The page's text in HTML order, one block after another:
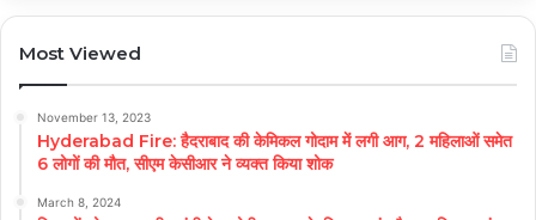
Most Viewed
November 13, 2023
Hyderabad Fire: हैदराबाद की केमिकल गोदाम में लगी आग, 2 महिलाओं समेत
6 लोगों की मौत, सीएम केसीआर ने व्यक्त किया शोक
March 8, 2024